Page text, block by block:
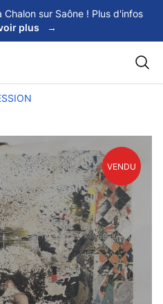
sur Saône ! Plus d'infos
plus →
VENDU